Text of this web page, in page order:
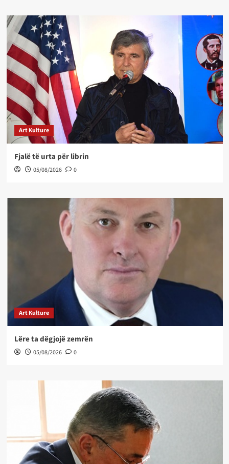
Art Kulture
Fjalë të urta për librin
05/08/2026 0
Art Kulture
Lëre ta dëgjojë zemrën
05/08/2026 0